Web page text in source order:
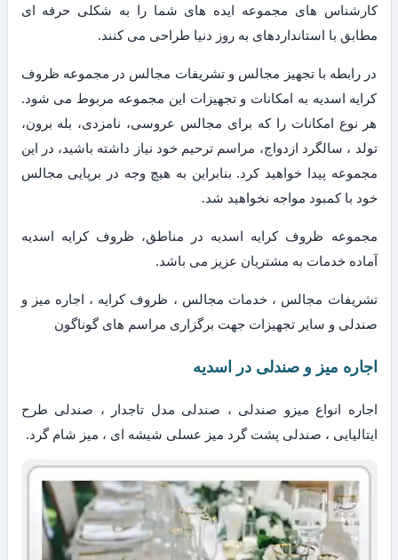
کارشناس های مجموعه ایده های شما را به شکلی حرفه ای
مطابق با استانداردهای به روز دنیا طراحی می کنند.
در رابطه با تجهیز مجالس و تشریفات مجالس در مجموعه ظروف
کرایه اسدیه به امکانات و تجهیزات این مجموعه مربوط می شود.
هر نوع امکانات را که برای مجالس عروسی، نامزدی، بله برون،
تولد ، سالگرد ازدواج، مراسم ترحیم خود نیاز داشته باشید، در این
مجموعه پیدا خواهید کرد. بنابراین به هیچ وجه در برپایی مجالس
خود با کمبود مواجه نخواهید شد.
مجموعه ظروف کرایه اسدیه در مناطق، ظروف کرایه اسدیه
آماده خدمات به مشتریان عزیز می باشد.
تشریفات مجالس ، خدمات مجالس ، ظروف کرایه ، اجاره میز و
صندلی و سایر تجهیزات جهت برگزاری مراسم های گوناگون
اجاره میز و صندلی در اسدیه
اجاره انواع میزو صندلی ، صندلی مدل تاجدار ، صندلی طرح
ایتالیایی ، صندلی پشت گرد میز عسلی شیشه ای ، میز شام گرد.